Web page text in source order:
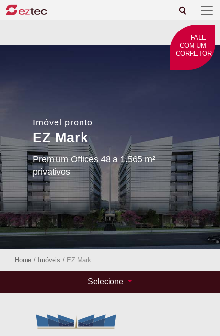
FALE
COM UM
CORRETOR
Imóvel pronto
EZ Mark
Premium Offices 48 a 1.565 m²
privativos
Home / Imóveis / EZ Mark
Selecione